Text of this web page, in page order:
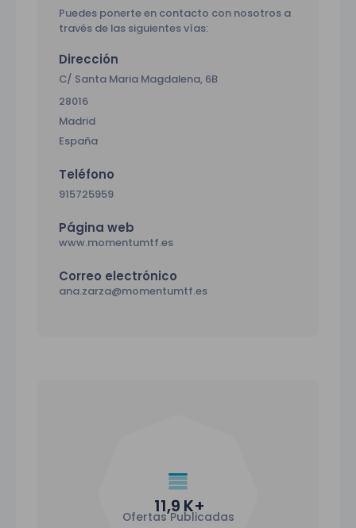
Puedes ponerte en contacto con nosotros a
través de las siguientes vías:
Dirección
C/ Santa Maria Magdalena, 6B
28016
Madrid
España
Teléfono
915725959
Página web
www.momentumtf.es
Correo electrónico
ana.zarza@momentumtf.es
11,9 K+
Ofertas Publicadas